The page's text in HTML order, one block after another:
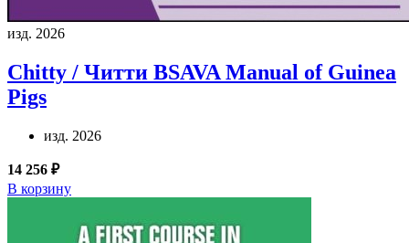
изд. 2026
Chitty / Читти BSAVA Manual of Guinea
Pigs
изд. 2026
14 256 ₽
В корзину